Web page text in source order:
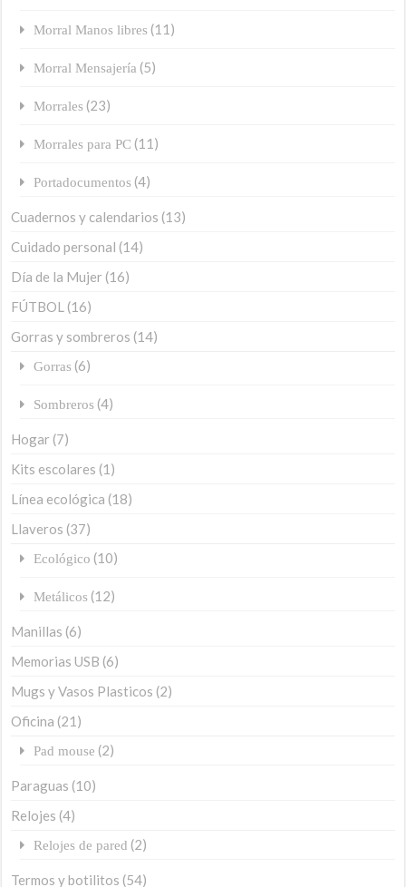
Morral Manos libres (11)
Morral Mensajería (5)
Morrales (23)
Morrales para PC (11)
Portadocumentos (4)
Cuadernos y calendarios (13)
Cuidado personal (14)
Día de la Mujer (16)
FÚTBOL (16)
Gorras y sombreros (14)
Gorras (6)
Sombreros (4)
Hogar (7)
Kits escolares (1)
Línea ecológica (18)
Llaveros (37)
Ecológico (10)
Metálicos (12)
Manillas (6)
Memorias USB (6)
Mugs y Vasos Plasticos (2)
Oficina (21)
Pad mouse (2)
Paraguas (10)
Relojes (4)
Relojes de pared (2)
Termos y botilitos (54)